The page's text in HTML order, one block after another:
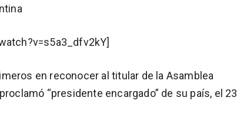
en reconocer al titular de la Asamblea
“presidente encargado” de su país, el 23